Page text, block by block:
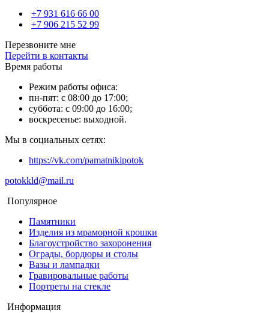
+7 931 616 66 00
+7 906 215 52 99
Перезвоните мне
Перейти в контакты
Время работы
Режим работы офиса:
пн-пят: с 08:00 до 17:00;
суббота: с 09:00 до 16:00;
воскресенье: выходной.
Мы в социальных сетях:
https://vk.com/pamatnikipotok
potokkld@mail.ru
Популярное
Памятники
Изделия из мраморной крошки
Благоустройство захоронения
Ограды, бордюры и столы
Вазы и лампадки
Гравировальные работы
Портреты на стекле
Информация